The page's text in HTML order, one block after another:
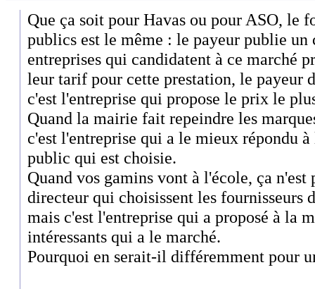
Que ça soit pour Havas ou pour ASO, le
publics est le même : le payeur publie un
entreprises qui candidatent à ce marché
leur tarif pour cette prestation, le payeur
c'est l'entreprise qui propose le prix le
Quand la mairie fait repeindre les
c'est l'entreprise qui a le mieux répondu
public qui est choisie.
Quand vos gamins vont à l'école, ça n'est
directeur qui choisissent les fournisseurs
mais c'est l'entreprise qui a proposé à la
intéressants qui a le marché.
Pourquoi en serait-il différemment pour